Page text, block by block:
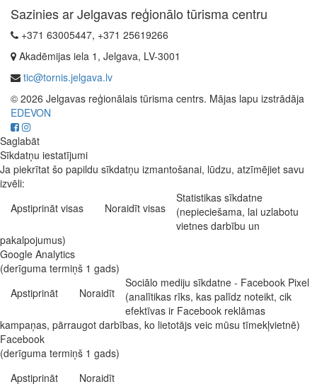
Sazinies ar Jelgavas reģionālo tūrisma centru
+371 63005447, +371 25619266
Akadēmijas iela 1, Jelgava, LV-3001
tic@tornis.jelgava.lv
© 2026 Jelgavas reģionālais tūrisma centrs. Mājas lapu izstrādāja
EDEVON
Saglabāt
Sīkdatņu iestatījumi
Ja piekrītat šo papildu sīkdatņu izmantošanai, lūdzu, atzīmējiet savu
izvēli:
Apstiprināt visas
Noraidīt visas
Statistikas sīkdatne
(nepieciešama, lai uzlabotu
vietnes darbību un
pakalpojumus)
Google Analytics
(derīguma termiņš 1 gads)
Apstiprināt
Noraidīt
Sociālo mediju sīkdatne - Facebook Pixel
(analītikas rīks, kas palīdz noteikt, cik
efektīvas ir Facebook reklāmas
kampaņas, pārraugot darbības, ko lietotājs veic mūsu tīmekļvietnē)
Facebook
(derīguma termiņš 1 gads)
Apstiprināt
Noraidīt